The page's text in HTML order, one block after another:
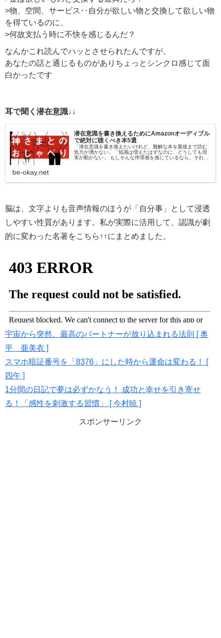
>物、空間、サービス‥自分が欲しい物と交換して欲しい物
を得ているのに、
>何故支払う時に不快を感じるんだ？
なんかこれ読んでハッとさせられたんですが、
あなたの話と通じるものがありちょっとシンクロ感じて面
白かったです
耳で聞く潜在意識↓↓
潜在意識を書き換えるためにAmazonオーディブル
で絶対に聴くべき本5選
「潜在意識を書き換えたいけれど、難解な本を最後まで読む
気力が湧かない」「知識は増えたはずなのに、どうしても現
実が動かない」 もしそんな停滞感を感じているなら、それは
be-okay.net
脳は、文字よりも音声情報のほうが「自分事」として浸透
しやすい性質があります。私が実際に活用して、認識が劇
的に変わった名著をこちら↑↑にまとめました。
宇宙から突然、最高のパートナーが放り込まれる法則 [ 奥
平 亜美衣 ]
スマホ暗証番号を「8376」にした時から運命は変わる！ [
四午 ]
1分間の日記で夢は必ずかなう！ 成功と幸せを引き寄せ
る！「感性を刺激する習慣」 [ 今村暁 ]
スポンサーリンク